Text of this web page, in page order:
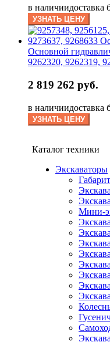
в наличиидоставка
УЗНАТЬ ЦЕНУ
Основной
9262320, 9262319,
2 819 262 руб.
в наличиидоставка
УЗНАТЬ ЦЕНУ
Каталог техники
Экскаваторы
Мини-